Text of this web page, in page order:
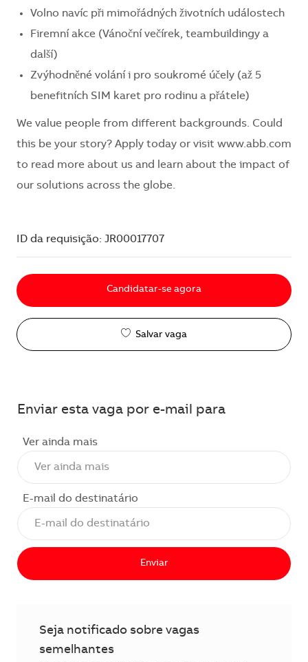
Volno navíc při mimořádných životních událostech
Firemní akce (Vánoční večírek, teambuildingy a
další)
Zvýhodněné volání i pro soukromé účely (až 5
benefitních SIM karet pro rodinu a přátele)
We value people from different backgrounds. Could
this be your story? Apply today or visit www.abb.com
to read more about us and learn about the impact of
our solutions across the globe.
ID da requisição: JR00017707
Candidatar-se agora
Salvar vaga
Enviar esta vaga por e-mail para
Ver ainda mais
E-mail do destinatário
Enviar
Seja notificado sobre vagas
semelhantes